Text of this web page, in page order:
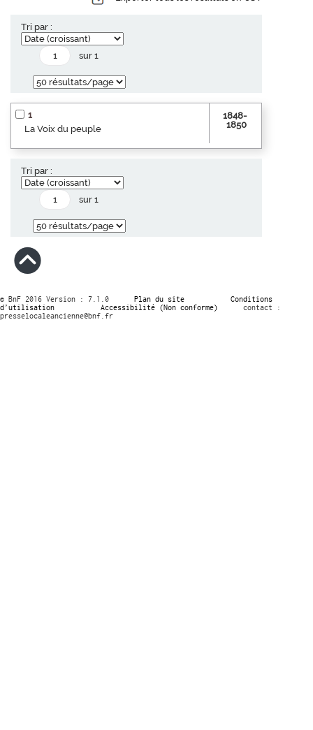
Tri par :
sur 1
1
La Voix du peuple
1848-
1850
Tri par :
sur 1
© BnF 2016 Version : 7.1.0 Plan du site
Conditions
d’utilisation
Accessibilité (Non conforme)
contact :
presselocaleancienne@bnf.fr